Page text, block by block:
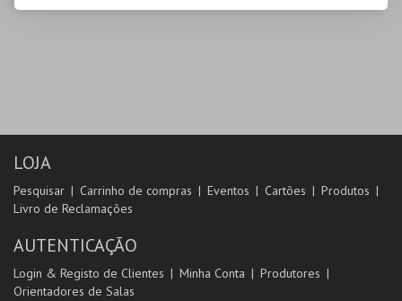
LOJA
Pesquisar Carrinho de compras Eventos Cartões
Produtos
Livro de Reclamações
AUTENTICAÇÃO
Login & Registo de Clientes Minha Conta
Produtores
Orientadores de Salas